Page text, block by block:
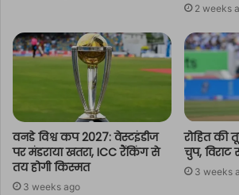
2 weeks
वनडे विश्व कप 2027: वेस्टइंडीज
पर मंडराया खतरा, ICC रैंकिंग से
तय होगी किस्मत
3 weeks ago
रोहित की
चुप, विराट
3 weeks